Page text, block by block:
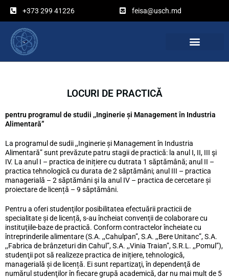
содержимому
+373 299 41226 feisa@usch.md
LOCURI DE PRACTICĂ
pentru programul de studii ,,Inginerie și Management în Industria
Alimentară”
La programul de sudii ,,Inginerie și Management în Industria
Alimentară” sunt prevăzute patru stagii de practică: la anul I, II, III şi
IV. La anul I – practica de inițiere cu dutrata 1 săptămână; anul II –
practica tehnologică cu durata de 2 săptămâni; anul III – practica
managerială – 2 săptămâni şi la anul IV – practica de cercetare și
proiectare de licență – 9 săptămâni.
Pentru a oferi studenţilor posibilitatea efectuării practicii de
specialitate și de licență, s-au încheiat convenţii de colaborare cu
instituţiile-baze de practică. Conform contractelor încheiate cu
întreprinderile alimentare (S.A. ,,Cahulpan”, S.A. ,,Bere Unitanc”, S.A.
,,Fabrica de brânzeturi din Cahul”, S.A. ,,Vinia Traian”, S.R.L. ,,Pomul”),
studenţii pot să realizeze practica de inițiere, tehnologică,
managerială și de licență. Ei sunt repartizaţi, în dependenţă de
numărul studenţilor în fiecare grupă academică, dar nu mai mult de 5